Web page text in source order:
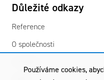
Používáme cookies,
Důležité odkazy
Reference
O společnosti